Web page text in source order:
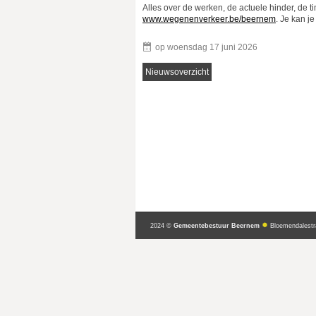
Alles over de werken, de actuele hinder, de
www.wegenenverkeer.be/beernem . Je kan
op woensdag 17 juni 2026
Nieuwsoverzicht
2024 © Gemeentebestuur Beernem